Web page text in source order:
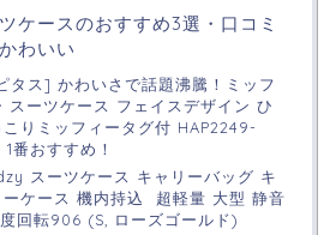
ケースのおすすめ3選・口コミ
わいい
タス] かわいさで話題沸騰！ミッフ
スーツケース フェイスデザイン ひ
こりミッフィータグ付 HAP2249-
番おすすめ！
スーツケース キャリーバッグ キ
ーケース 機内持込 超軽量 大型 静音
回転906 (S, ローズゴールド)